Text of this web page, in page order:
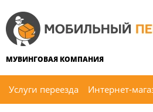
МУВИНГОВАЯ КОМПАНИЯ
Услуги переезда Интернет-